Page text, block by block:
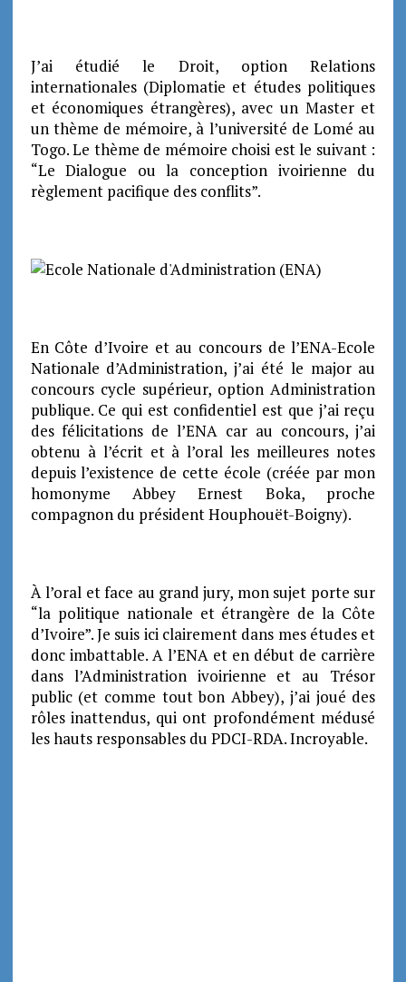
J’ai étudié le Droit, option Relations
internationales (Diplomatie et études politiques
et économiques étrangères), avec un Master et
un thème de mémoire, à l’université de Lomé au
Togo. Le thème de mémoire choisi est le suivant :
“Le Dialogue ou la conception ivoirienne du
règlement pacifique des conflits”.
En Côte d’Ivoire et au concours de l’ENA-Ecole
Nationale d’Administration, j’ai été le major au
concours cycle supérieur, option Administration
publique. Ce qui est confidentiel est que j’ai reçu
des félicitations de l’ENA car au concours, j’ai
obtenu à l’écrit et à l’oral les meilleures notes
depuis l’existence de cette école (créée par mon
homonyme Abbey Ernest Boka, proche
compagnon du président Houphouët-Boigny).
À l’oral et face au grand jury, mon sujet porte sur
“la politique nationale et étrangère de la Côte
d’Ivoire”. Je suis ici clairement dans mes études et
donc imbattable. A l’ENA et en début de carrière
dans l’Administration ivoirienne et au Trésor
public (et comme tout bon Abbey), j’ai joué des
rôles inattendus, qui ont profondément médusé
les hauts responsables du PDCI-RDA. Incroyable.